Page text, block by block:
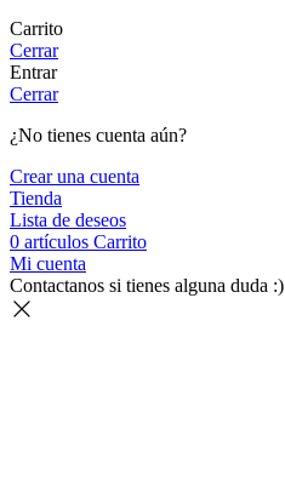
Carrito
Cerrar
Entrar
Cerrar
¿No tienes cuenta aún?
Crear una cuenta
Tienda
Lista de deseos
0 artículos Carrito
Mi cuenta
Contactanos si tienes alguna duda :)